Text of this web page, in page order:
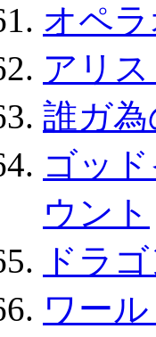
オペ
アリ
誰ガ
ゴッ
ウント
ドラ
ワー